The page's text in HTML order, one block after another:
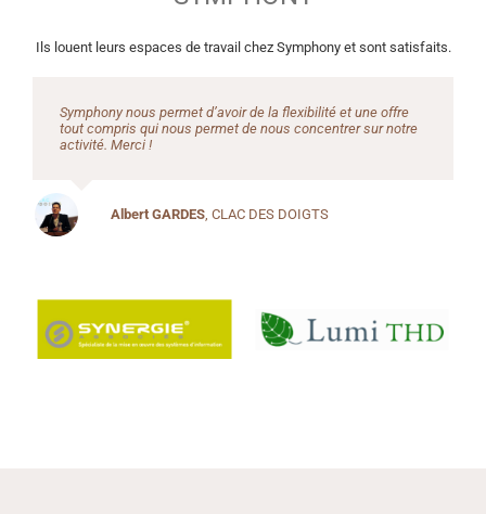
Ils louent leurs espaces de travail chez Symphony et sont satisfaits.
Albert GARDES CLAC DES DOIGTS
Une adresse dans un quartier prestigieux, un bureau à
partager agréable et lumineux, un service coworking
fonctionnel au rapport qualité prix excellent.
Corinne PREVITALI,KANUPA
Thierry BOURGARD LISEAS